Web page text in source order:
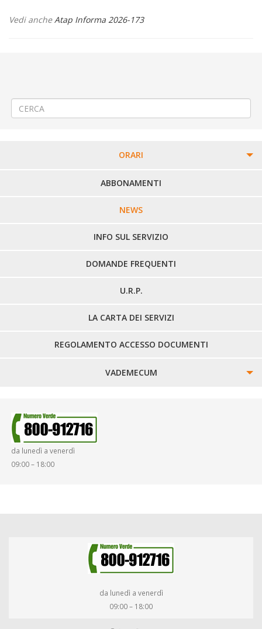
Vedi ancheAtap Informa 2026-173
ORARI
PERCORSI URBANI IN BIELLA
LINEE URBANE VERCELLI
LINEE EXTRAURBANE
ABBONAMENTI
NEWS
INFO SUL SERVIZIO
DOMANDE FREQUENTI
U.R.P.
LA CARTA DEI SERVIZI
REGOLAMENTO ACCESSO DOCUMENTI
VADEMECUM
SMARRIMENTO OGGETTI
da lunedì a venerdì
09:00 – 18:00
da lunedì a venerdì
09:00 – 18:00